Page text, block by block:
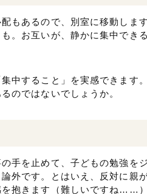
もあるので、別室に移動します
。お互いが、静かに集中でき
中すること」を実感できます
のではないでしょうか。
手を止めて、子どもの勉強を
外です。とはいえ、反対に親
を抱きます（難しいですね……）